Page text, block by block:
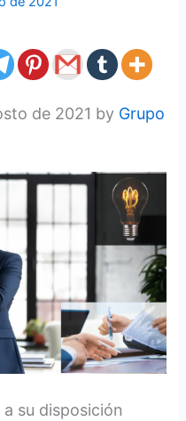
de 2021 by Grupo
su disposición